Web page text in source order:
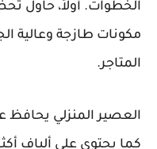
الخطوات. أولاً، حاول
مكونات طازجة وعالية
المتاجر.
العصير المنزلي يحافظ
كما يحتوي على ألياف